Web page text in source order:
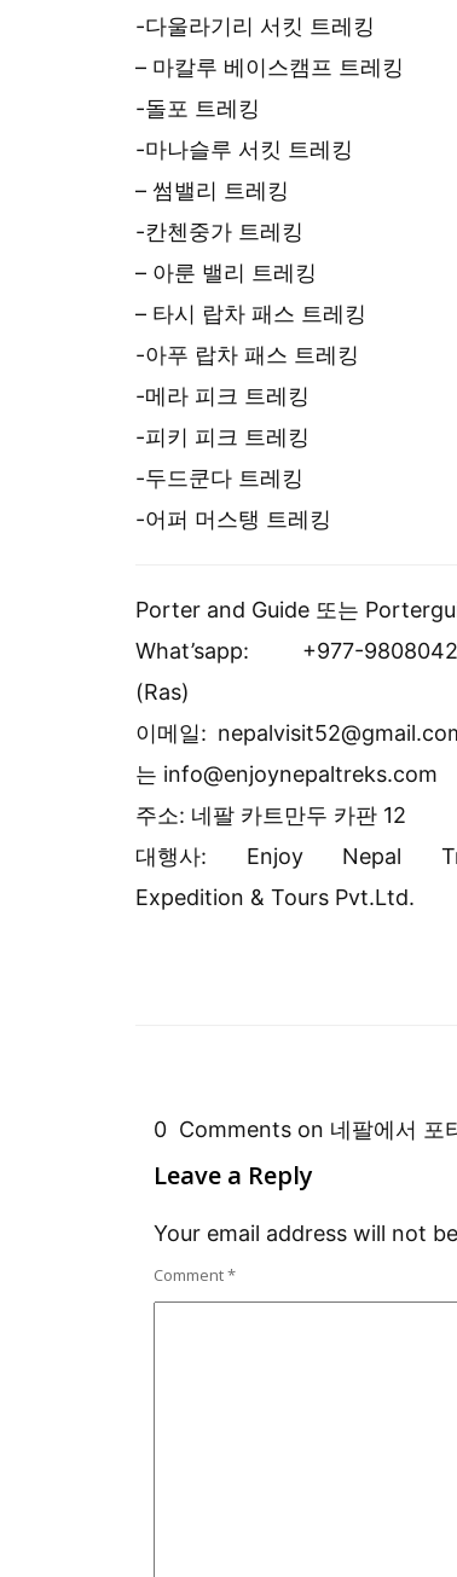
-다울라기리 서킷 트레킹
– 마칼루 베이스캠프 트레킹
-돌포 트레킹
-마나슬루 서킷 트레킹
– 썸밸리 트레킹
-칸첸중가 트레킹
– 아룬 밸리 트레킹
– 타시 랍차 패스 트레킹
-아푸 랍차 패스 트레킹
-메라 피크 트레킹
-피키 피크 트레킹
-두드쿤다 트레킹
-어퍼 머스탱 트레킹
Porter and Guide 또는
What’sapp: +977-
(Ras)
이메일:
는 info@enjoynepaltreks.com
주소: 네팔 카트만두 카판 12
대행사: Enjoy Nepal
Expedition & Tours Pvt.Ltd.
0 Comments on 네팔에서 포
Leave a Reply
Your email address will not
Comment*